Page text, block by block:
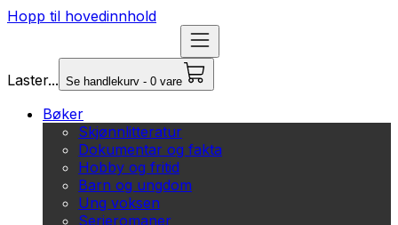
Hopp til hovedinnhold
Laster... Se handlekurv - 0 vare
Bøker
Skjønnlitteratur
Dokumentar og fakta
Hobby og fritid
Barn og ungdom
Ung voksen
Serieromaner